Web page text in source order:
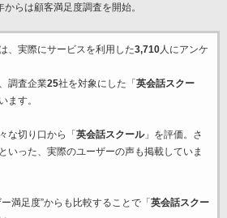
らは顧客満足度調査を開始。
、実際にサービスを利用した3,710人にアンケ
調査企業25社を対象にした「 英会話スクー
ます。
な切り口から「 英会話スクール」を評価。さ
いった、実際のユーザーの声も掲載していま
満足度”からも比較することで「 英会話スクー